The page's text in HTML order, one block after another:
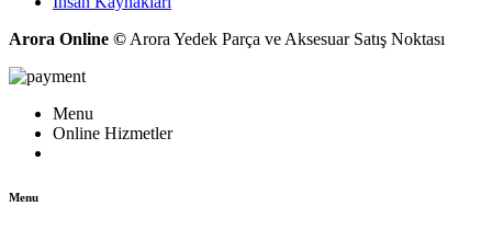
Arora Online © Arora Yedek Parça ve Aksesuar Satış Noktası
Menu
Online Hizmetler
Menu